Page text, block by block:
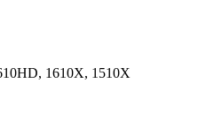
1610X, 1510X